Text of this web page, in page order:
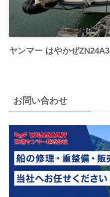
ヤンマー はやかぜZN24A3
お問い合わせ